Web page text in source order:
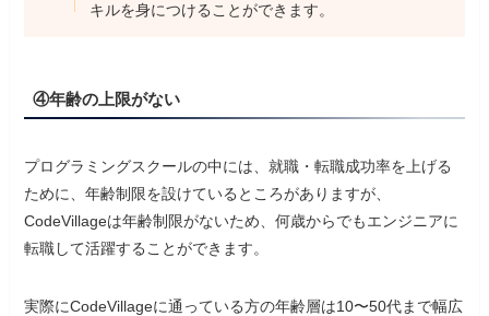
キルを身につけることができます。
④年齢の上限がない
プログラミングスクールの中には、就職・転職成功率を上げる
ために、年齢制限を設けているところがありますが、
CodeVillageは年齢制限がないため、何歳からでもエンジニアに
転職して活躍することができます。
実際にCodeVillageに通っている方の年齢層は10〜50代まで幅広